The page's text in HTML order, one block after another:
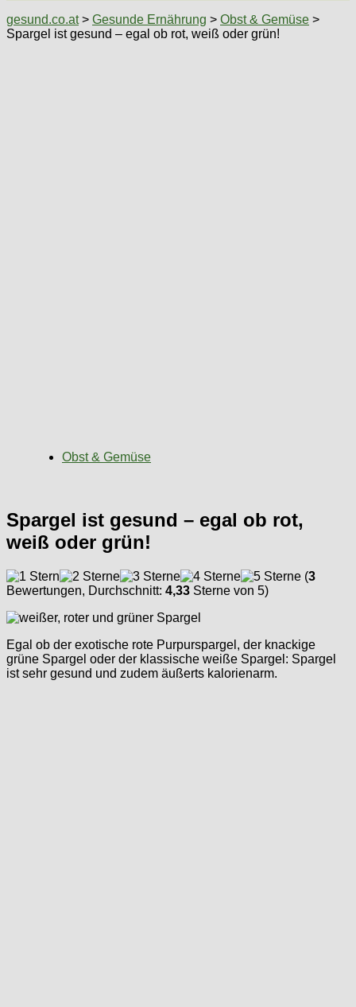
gesund.co.at> Gesunde Ernährung > Obst & Gemüse >
Spargel ist gesund – egal ob rot, weiß oder grün!
Obst & Gemüse
Spargel ist gesund – egal ob rot,
weiß oder grün!
(3
Bewertungen, Durchschnitt: 4,33 Sterne von 5)
Egal ob der exotische rote Purpurspargel, der knackige
grüne Spargel oder der klassische weiße Spargel: Spargel
ist sehr gesund und zudem äußerts kalorienarm.